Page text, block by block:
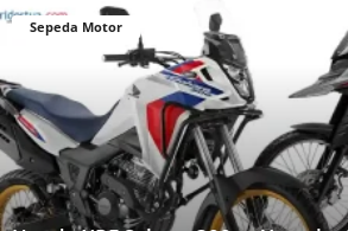
Sepeda Motor